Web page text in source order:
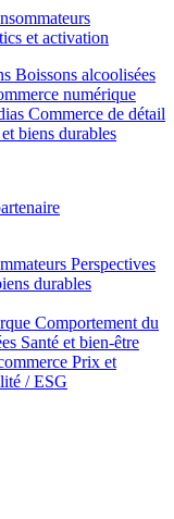
et activation
Boissons alcoolisées
numérique
Commerce de détail
biens durables
Perspectives
durables
Comportement du
Santé et bien‑être
Prix et
/ ESG